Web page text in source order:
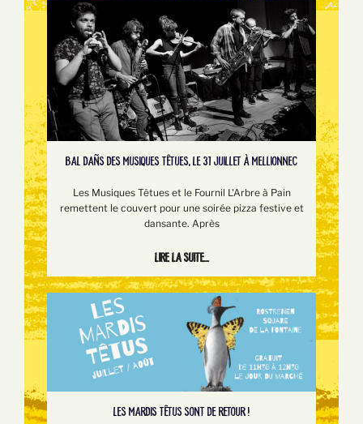
BAL DAÑS DES MUSIQUES TÊTUES, LE 31 JUILLET À MELLIONNEC
Les Musiques Têtues et le Fournil L'Arbre à Pain
remettent le couvert pour une soirée pizza festive et
dansante. Après
Lire la suite...
LES MARDIS TÊTUS SONT DE RETOUR !